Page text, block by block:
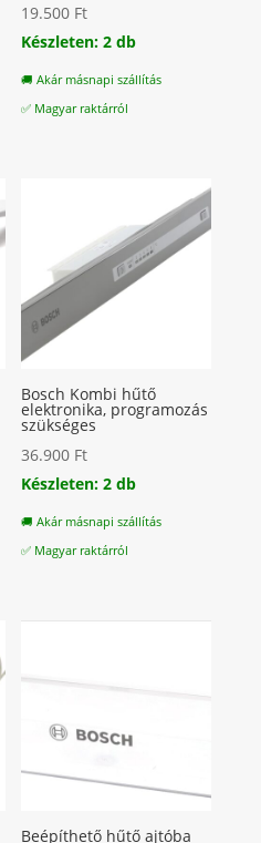
19.500 Ft
Készleten: 2 db
🚚 Akár másnapi szállítás
✅ Magyar raktárról
Bosch Kombi hűtő
elektronika, programozás
szükséges
36.900 Ft
Készleten: 2 db
🚚 Akár másnapi szállítás
✅ Magyar raktárról
Beépíthető hűtő ajtóba